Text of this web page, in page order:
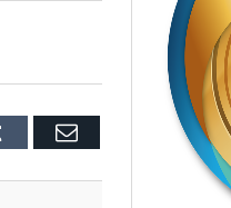
Tumblr Email